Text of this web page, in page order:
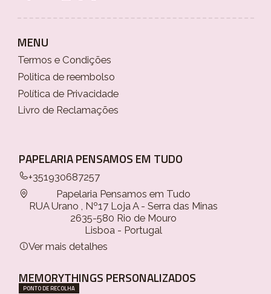
MENU
Termos e Condições
Politica de reembolso
Política de Privacidade
Livro de Reclamações
PAPELARIA PENSAMOS EM TUDO
+351930687257
Papelaria Pensamos em Tudo
RUA Urano , Nº17 Loja A - Serra das Minas
2635-580 Rio de Mouro
Lisboa - Portugal
Ver mais detalhes
MEMORYTHINGS PERSONALIZADOS
PONTO DE RECOLHA